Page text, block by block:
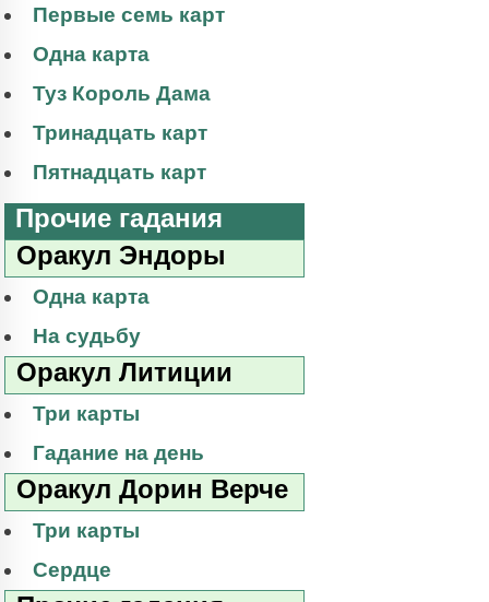
Первые семь карт
Одна карта
Туз Король Дама
Тринадцать карт
Пятнадцать карт
Прочие гадания
Оракул Эндоры
Одна карта
На судьбу
Оракул Литиции
Три карты
Гадание на день
Оракул Дорин Верче
Три карты
Сердце